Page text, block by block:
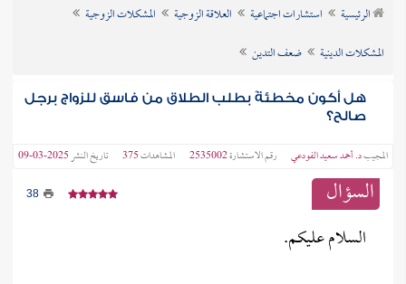
الرئيسية استشارات اجتماعية العلاقة الزوجية
المشكلات الزوجية
المشكلات الدينية
ضعف التدين
هل أكون مخطئةً بطلب الطلاق من فاسق للزواج برجل
صالح؟
المجيبد. أحمد سعيد الفودعي رقم الاستشارة2535002 المشاهدات375 تاريخ النشر2025-03-09
السؤال 38
السلام عليكم.